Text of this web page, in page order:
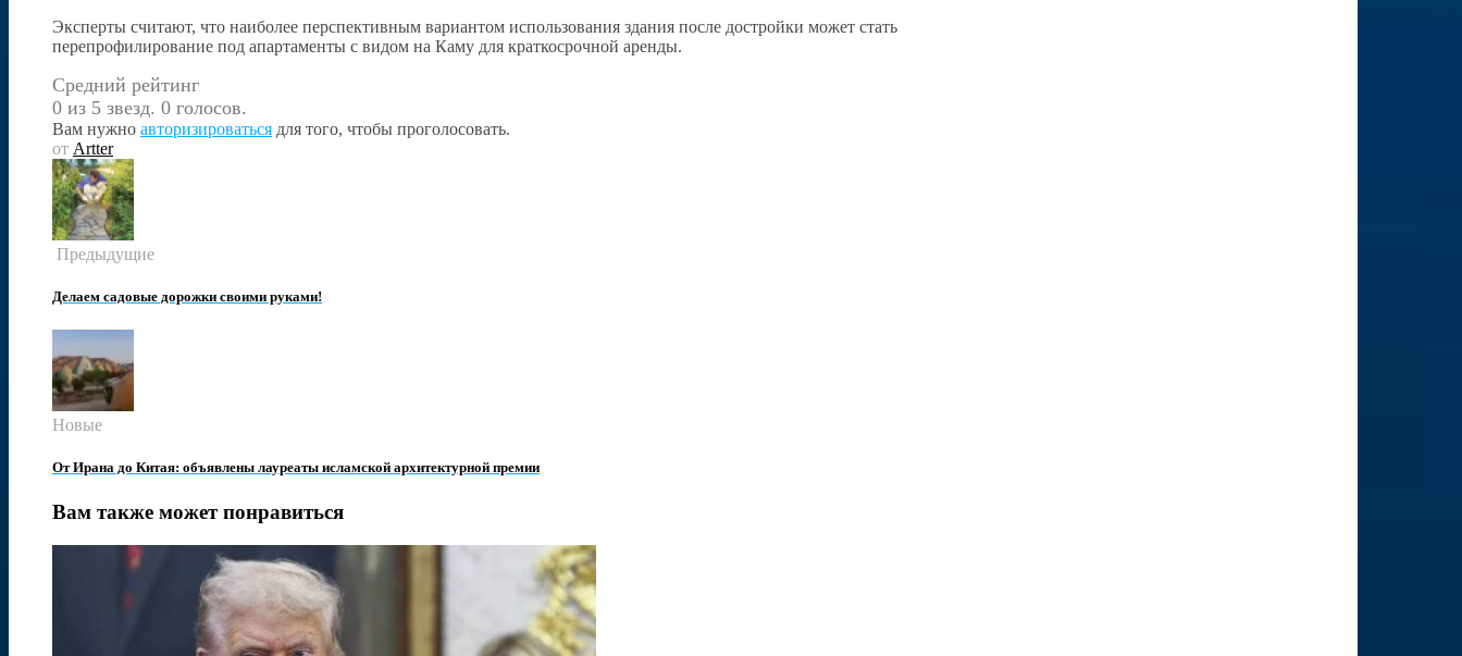
Эксперты считают, что наиболее перспективным вариантом использования здания после достройки может стать
перепрофилирование под апартаменты с видом на Каму для краткосрочной аренды.
Средний рейтинг
0 из 5 звезд. 0 голосов.
Вам нужно авторизироваться для того, чтобы проголосовать.
от Artter
Предыдущие
Делаем садовые дорожки своими руками!
Новые
От Ирана до Китая: объявлены лауреаты исламской архитектурной премии
Вам также может понравиться